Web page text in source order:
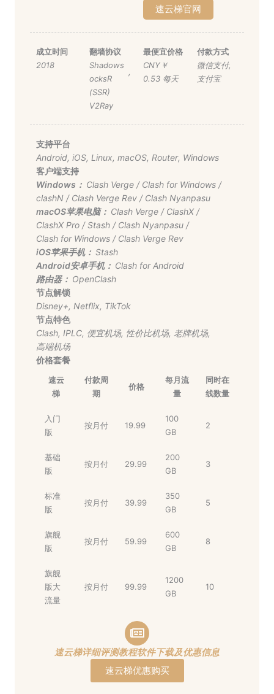
速云梯官网
成立时间
2018
翻墙协议
Shadows
ocksR
(SSR)
,
V2Ray
最便宜价格
CNY￥
0.53 每天
付款方式
微信支付,
支付宝
支持平台
Android, iOS, Linux, macOS, Router, Windows
客户端支持
Windows： Clash Verge/ Clash for Windows/
clashN/ Clash Verge Rev/ Clash Nyanpasu
macOS苹果电脑： Clash Verge/ ClashX/
ClashX Pro/Stash/ Clash Nyanpasu/
Clash for Windows/ Clash Verge Rev
iOS苹果手机： Stash
Android安卓手机： Clash for Android
路由器： OpenClash
节点解锁
Disney+, Netflix, TikTok
节点特色
Clash, IPLC, 便宜机场, 性价比机场, 老牌机场,
高端机场
价格套餐
速云
梯
付款周
期
价格
每月流
量
同时在
线数量
入门
版
按月付 19.99
100
GB
2
基础
版
按月付 29.99
200
GB
3
标准
版
按月付 39.99
350
GB
5
旗舰
版
按月付 59.99
600
GB
8
旗舰
版大
流量
按月付 99.99
1200
GB
10
速云梯详细评测教程软件下载及优惠信息
速云梯优惠购买